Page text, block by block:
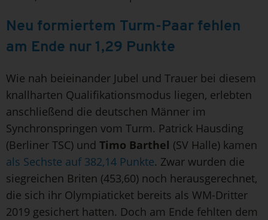
Neu formiertem Turm-Paar fehlen
am Ende nur 1,29 Punkte
Wie nah beieinander Jubel und Trauer bei diesem
knallharten Qualifikationsmodus liegen, erlebten
anschließend die deutschen Männer im
Synchronspringen vom Turm. Patrick Hausding
(Berliner TSC) und Timo Barthel (SV Halle) kamen
als Sechste auf 382,14 Punkte. Zwar wurden die
siegreichen Briten (453,60) noch herausgerechnet,
die sich ihr Olympiaticket bereits als WM-Dritter
2019 gesichert hatten. Doch am Ende fehlten dem